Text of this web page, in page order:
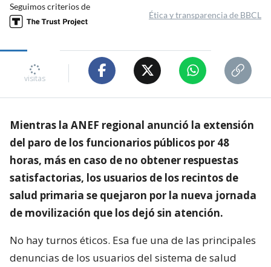
Seguimos criterios de
Ética y transparencia de BBCL
visitas
Mientras la ANEF regional anunció la extensión
del paro de los funcionarios públicos por 48
horas, más en caso de no obtener respuestas
satisfactorias, los usuarios de los recintos de
salud primaria se quejaron por la nueva jornada
de movilización que los dejó sin atención.
No hay turnos éticos. Esa fue una de las principales
denuncias de los usuarios del sistema de salud